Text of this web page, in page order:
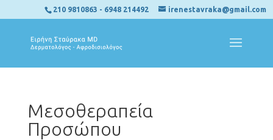
210 9810863 - 6948 214492 irenestavraka@gmail.com
Μεσοθεραπεία
Προσώπου